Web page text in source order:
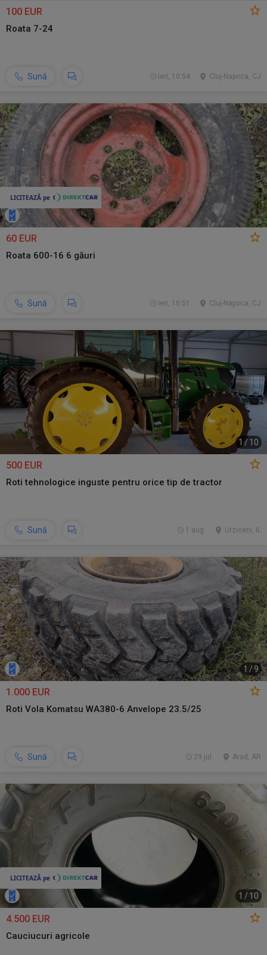
100 EUR
Roata 7-24
Sună Cluj-Napoca, CJ
ieri, 10:54
60 EUR
Roata 600-16 6 găuri
Sună Cluj-Napoca, CJ
ieri, 10:51
1 / 10
500 EUR
Roti tehnologice inguste pentru orice tip de tractor
Sună Urziceni, IL
1 aug.
1 /9
1.000 EUR
Roti Vola Komatsu WA380-6 Anvelope 23.5/25
Sună Arad, AR
29 jul.
1 / 10
4.500 EUR
Cauciucuri agricole